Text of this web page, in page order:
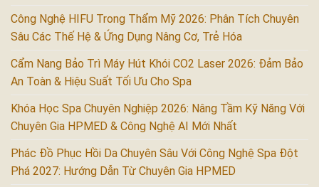
Công Nghệ HIFU Trong Thẩm Mỹ 2026: Phân Tích Chuyên
Sâu Các Thế Hệ & Ứng Dụng Nâng Cơ, Trẻ Hóa
Cẩm Nang Bảo Trì Máy Hút Khói CO2 Laser 2026: Đảm Bảo
An Toàn & Hiệu Suất Tối Ưu Cho Spa
Khóa Học Spa Chuyên Nghiệp 2026: Nâng Tầm Kỹ Năng Với
Chuyên Gia HPMED & Công Nghệ AI Mới Nhất
Phác Đồ Phục Hồi Da Chuyên Sâu Với Công Nghệ Spa Đột
Phá 2027: Hướng Dẫn Từ Chuyên Gia HPMED